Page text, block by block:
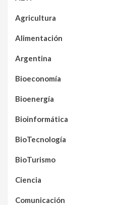
Agricultura
Alimentación
Argentina
Bioeconomía
Bioenergía
Bioinformática
BioTecnología
BioTurismo
Ciencia
Comunicación